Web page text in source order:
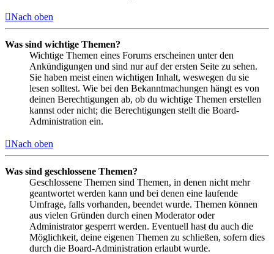
Nach oben
Was sind wichtige Themen?
Wichtige Themen eines Forums erscheinen unter den
Ankündigungen und sind nur auf der ersten Seite zu sehen.
Sie haben meist einen wichtigen Inhalt, weswegen du sie
lesen solltest. Wie bei den Bekanntmachungen hängt es von
deinen Berechtigungen ab, ob du wichtige Themen erstellen
kannst oder nicht; die Berechtigungen stellt die Board-
Administration ein.
Nach oben
Was sind geschlossene Themen?
Geschlossene Themen sind Themen, in denen nicht mehr
geantwortet werden kann und bei denen eine laufende
Umfrage, falls vorhanden, beendet wurde. Themen können
aus vielen Gründen durch einen Moderator oder
Administrator gesperrt werden. Eventuell hast du auch die
Möglichkeit, deine eigenen Themen zu schließen, sofern dies
durch die Board-Administration erlaubt wurde.